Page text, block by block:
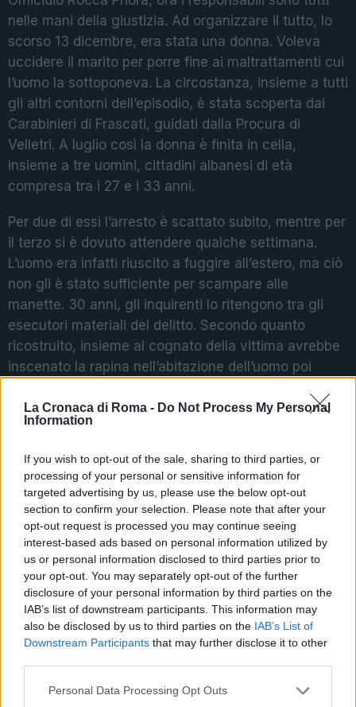
La Cronaca di Roma - Do Not Process My Personal
Information
If you wish to opt-out of the sale, sharing to third parties, or
processing of your personal or sensitive information for
targeted advertising by us, please use the below opt-out
section to confirm your selection. Please note that after your
opt-out request is processed you may continue seeing
interest-based ads based on personal information utilized by
us or personal information disclosed to third parties prior to
your opt-out. You may separately opt-out of the further
disclosure of your personal information by third parties on the
IAB’s list of downstream participants. This information may
also be disclosed by us to third parties on the IAB’s List of
Downstream Participants that may further disclose it to other
Please note that this website/app uses one or more Google
Personal Data Processing Opt Outs
nelle mani della giustizia. Ad organizzare il tutto, lo
scorso 13 dicembre, era stata una donna. Voleva
uccidere il marito per porre fine ai maltrattamenti cui
l’uomo la sottoponeva. La circostanza, insieme a tutti
gli altri contorni dell’episodio, è stata scoperta dai
Carabinieri di Frascati, guidati dalla Procura di
Velletri. A luglio così la donna è finita in cella,
insieme a tre uomini, cittadini albanesi di età
compresa tra i 27 e i 33 anni.
Per due di essi l’arresto è scattato subito, mentre per
il terzo si è dovuto attendere qualche settimana.
L’uomo era infatti riuscito a fuggire all’estero, ma ciò
non gli è stato sufficiente per scampare alle
manette. 30 anni, gli inquirenti lo ritengono tra gli
esecutori materiali del delitto. Secondo quanto
ricostruito, insieme al cognato della vittima avrebbe
inscenato la rapina nell’abitazione dell’uomo poi
attraverso diverse coltellate al corpo e sul capo.
Carabinieri di Frascati insieme ai colleghi della
seconda divisione Interpol. La Procura di Velletri ha
coordinato le operazioni, alle quali ha collaborato
anche un esperto di sicurezza della Polizia criminale
di Tirana. Una volta preso, il 30enne è stato
immediatamente estradato in Italia e condotto nel
carcere di Velletri.
POTREBBE INTERESSARTI
della vittima è la mandante